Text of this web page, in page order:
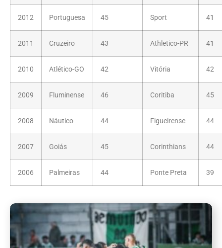
2012 Portuguesa 45 Sport 41
2011 Cruzeiro 43 Athletico-PR 41
2010 Atlético-GO 42 Vitória 42
2009 Fluminense 46 Coritiba 45
2008 Náutico 44 Figueirense 44
2007 Goiás 45 Corinthians 44
2006 Palmeiras 44 Ponte Preta 39